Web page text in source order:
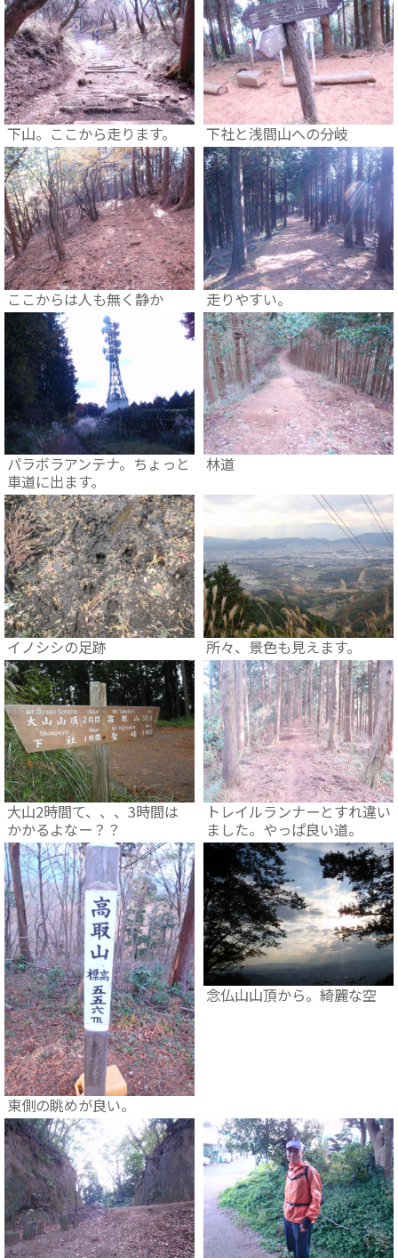
下山。ここから走ります。 下社と浅間山への分岐
ここからは人も無く静か 走りやすい。
パラボラアンテナ。ちょっと
車道に出ます。
林道
イノシシの足跡 所々、景色も見えます。
大山2時間て、、、3時間は
かかるよなー？？
トレイルランナーとすれ違い
ました。やっぱ良い道。
東側の眺めが良い。
念仏山山頂から。綺麗な空